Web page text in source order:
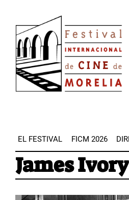
contenido
principal
EL FESTIVAL FICM 2026
James Ivory